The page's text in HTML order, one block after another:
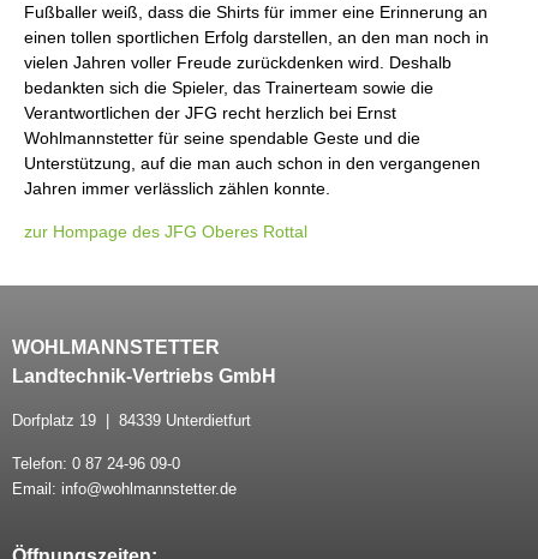
Fußballer weiß, dass die Shirts für immer eine Erinnerung an
einen tollen sportlichen Erfolg darstellen, an den man noch in
vielen Jahren voller Freude zurückdenken wird. Deshalb
bedankten sich die Spieler, das Trainerteam sowie die
Verantwortlichen der JFG recht herzlich bei Ernst
Wohlmannstetter für seine spendable Geste und die
Unterstützung, auf die man auch schon in den vergangenen
Jahren immer verlässlich zählen konnte.
zur Hompage des JFG Oberes Rottal
WOHLMANNSTETTER
Landtechnik-Vertriebs GmbH
Dorfplatz 19 | 84339 Unterdietfurt
Telefon: 0 87 24-96 09-0
Email: info@wohlmannstetter.de